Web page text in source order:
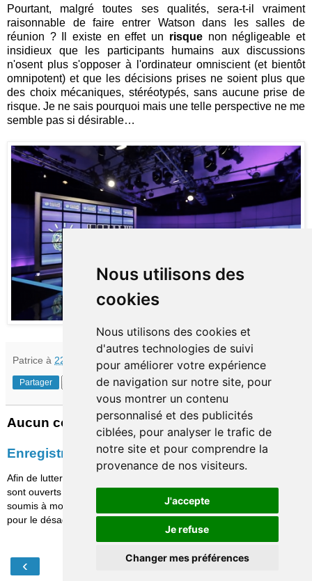
Nous utilisons des
cookies
Nous utilisons des cookies et
d'autres technologies de suivi
pour améliorer votre expérience
de navigation sur notre site, pour
vous montrer un contenu
personnalisé et des publicités
ciblées, pour analyser le trafic de
notre site et pour comprendre la
provenance de nos visiteurs.
J'accepte
Je refuse
Changer mes préférences
Pourtant, malgré toutes ses qualités, sera-t-il vraiment
raisonnable de faire entrer Watson dans les salles de
réunion ? Il existe en effet un risquenon négligeable et
insidieux que les participants humains aux discussions
n'osent plus s'opposer à l'ordinateur omniscient (et bientôt
omnipotent) et que les décisions prises ne soient plus que
des choix mécaniques, stéréotypés, sans aucune prise de
risque. Je ne sais pourquoi mais une telle perspective ne me
semble pas si désirable…
Patrice à 22:32
Partager
Aucun commentaire:
Enregistrer un commentaire
Afin de lutter contre le spam, les commentaires ne
sont ouverts qu'aux personnes identifiées et sont
soumis à modération (je suis sincèrement désolé
pour le désagrément causé…)
‹ Accueil